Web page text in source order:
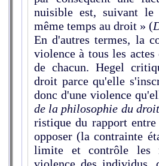
nuisible est, suivant
même temps au droit » (
En d'autres termes, la
violence à tous les
de chacun. Hegel
droit parce qu'elle
donc d'une violence
de la philosophie du droit
ristique du rapport
opposer (la contrainte
limite et contrôle les